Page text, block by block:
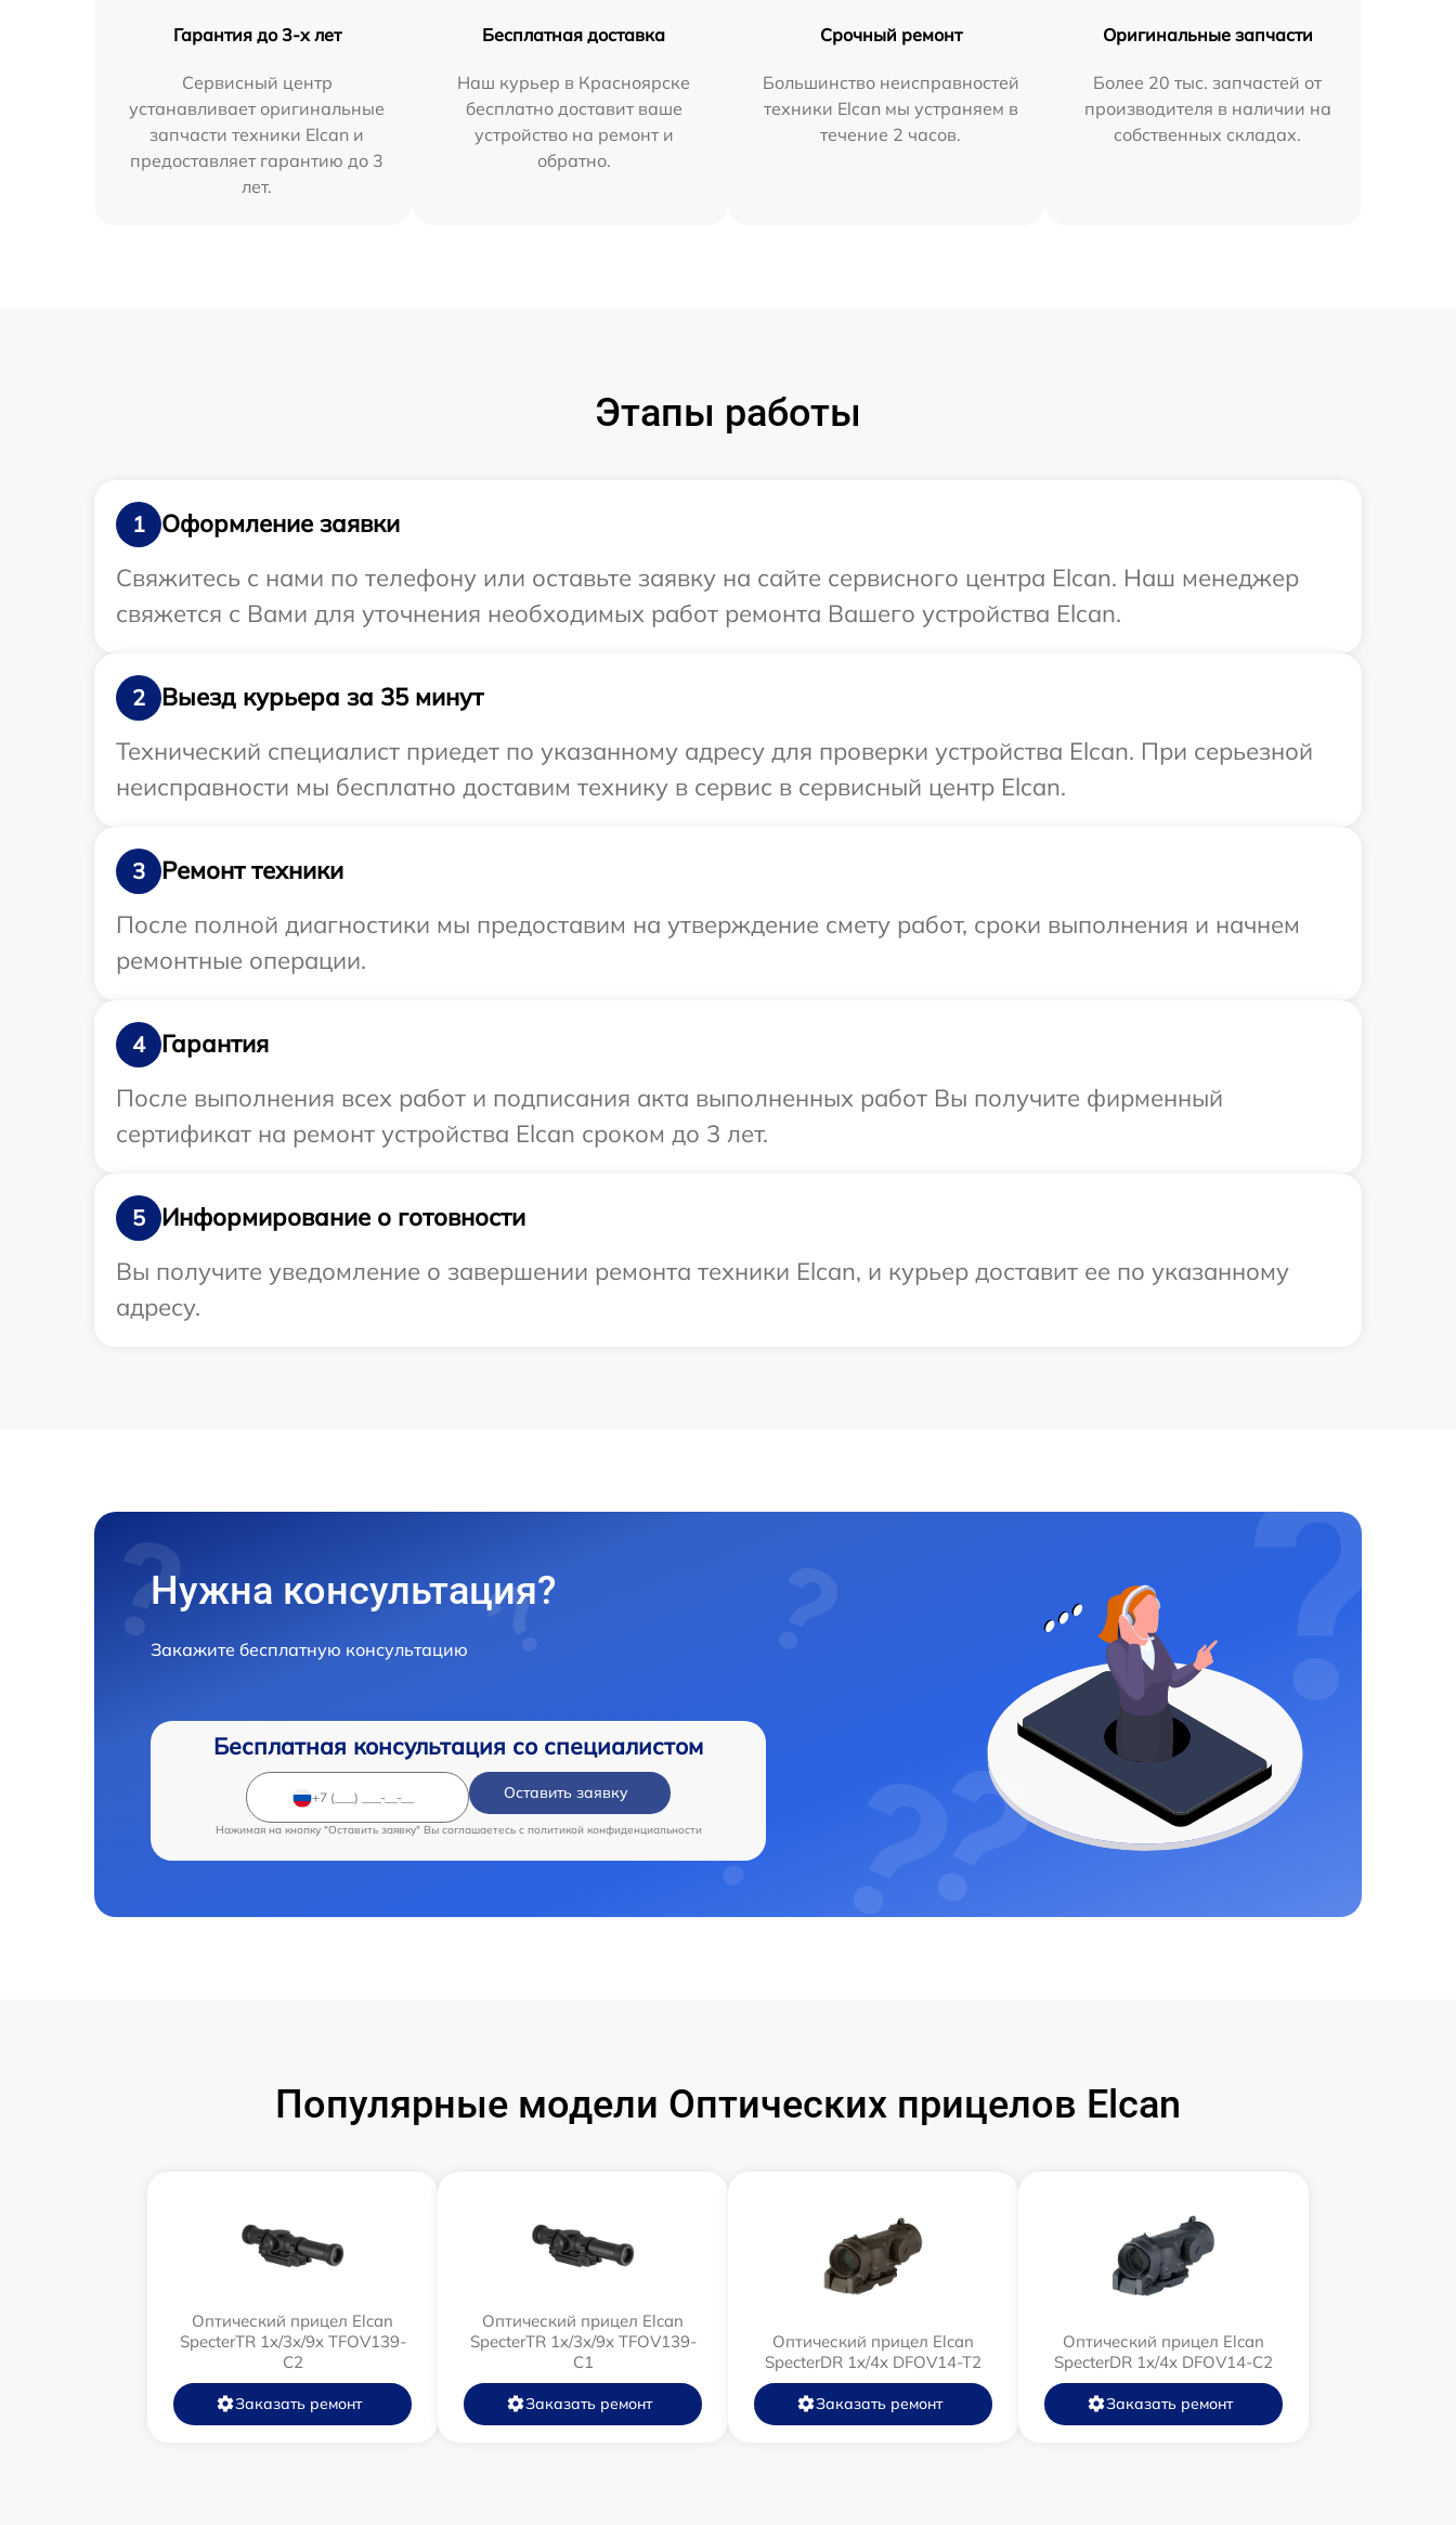
Гарантия до 3-х лет
Сервисный центр
устанавливает оригинальные
запчасти техники Elcan и
предоставляет гарантию до 3
лет.
Бесплатная доставка
Наш курьер в Красноярске
бесплатно доставит ваше
устройство на ремонт и
обратно.
Срочный ремонт
Большинство неисправностей
техники Elcan мы устраняем в
течение 2 часов.
Оригинальные запчасти
Более 20 тыс. запчастей от
производителя в наличии на
собственных складах.
Этапы работы
1
Оформление заявки
Свяжитесь с нами по телефону или оставьте заявку на сайте сервисного центра Elcan. Наш менеджер
свяжется с Вами для уточнения необходимых работ ремонта Вашего устройства Elcan.
2
Выезд курьера за 35 минут
Технический специалист приедет по указанному адресу для проверки устройства Elcan. При серьезной
неисправности мы бесплатно доставим технику в сервис в сервисный центр Elcan.
3
Ремонт техники
После полной диагностики мы предоставим на утверждение смету работ, сроки выполнения и начнем
ремонтные операции.
4
Гарантия
После выполнения всех работ и подписания акта выполненных работ Вы получите фирменный
сертификат на ремонт устройства Elcan сроком до 3 лет.
5
Информирование о готовности
Вы получите уведомление о завершении ремонта техники Elcan, и курьер доставит ее по указанному
адресу.
Нужна консультация?
Закажите бесплатную консультацию
Бесплатная консультация со специалистом
Оставить заявку
Нажимая на кнопку "Оставить заявку" Вы соглашаетесь c политикой конфиденциальности
Популярные модели Оптических прицелов Elcan
Оптический прицел Elcan
SpecterTR 1x/3x/9x TFOV139-
C2
Заказать ремонт
Оптический прицел Elcan
SpecterTR 1x/3x/9x TFOV139-
C1
Заказать ремонт
Оптический прицел Elcan
SpecterDR 1x/4x DFOV14-T2
Заказать ремонт
Оптический прицел Elcan
SpecterDR 1x/4x DFOV14-C2
Заказать ремонт